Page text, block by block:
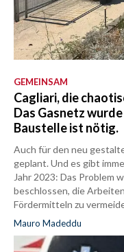
GEMEINSAM
Cagliari, die
Das Gasnetz
Baustelle ist nötig.
Auch für den neu
geplant. Und es gibt
Jahr 2023: Das Problem
beschlossen, die
Fördermitteln zu
Mauro Madeddu